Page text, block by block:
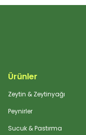
Ürünler
Zeytin & Zeytinyağı
Peynirler
Sucuk & Pastırma